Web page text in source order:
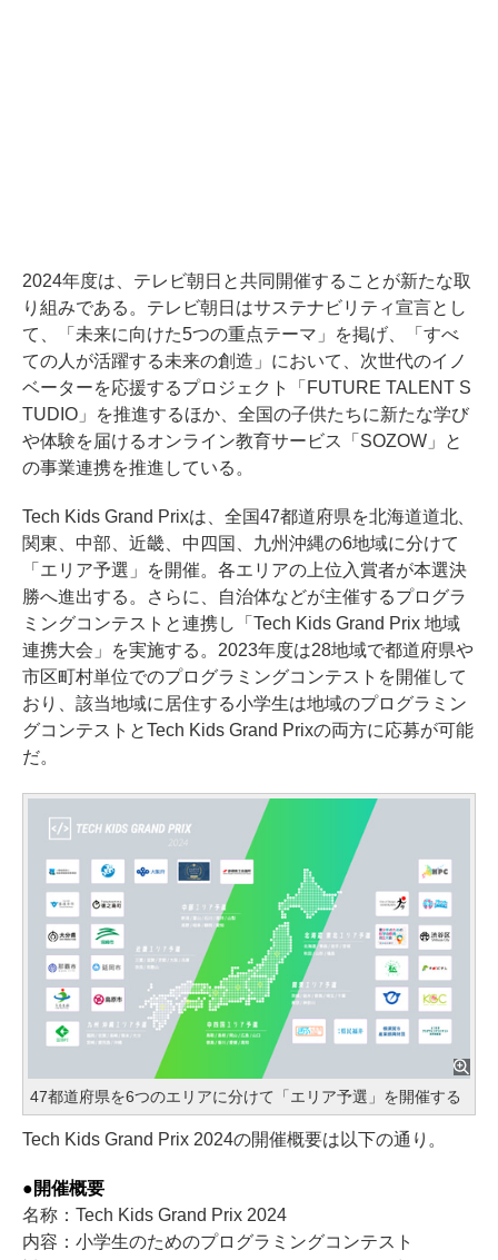
2024年度は、テレビ朝日と共同開催することが新たな取
り組みである。テレビ朝日はサステナビリティ宣言とし
て、「未来に向けた5つの重点テーマ」を掲げ、「すべ
ての人が活躍する未来の創造」において、次世代のイノ
ベーターを応援するプロジェクト「FUTURE TALENT S
TUDIO」を推進するほか、全国の子供たちに新たな学び
や体験を届けるオンライン教育サービス「SOZOW」と
の事業連携を推進している。
Tech Kids Grand Prixは、全国47都道府県を北海道道北、
関東、中部、近畿、中四国、九州沖縄の6地域に分けて
「エリア予選」を開催。各エリアの上位入賞者が本選決
勝へ進出する。さらに、自治体などが主催するプログラ
ミングコンテストと連携し「Tech Kids Grand Prix 地域
連携大会」を実施する。2023年度は28地域で都道府県や
市区町村単位でのプログラミングコンテストを開催して
おり、該当地域に居住する小学生は地域のプログラミン
グコンテストとTech Kids Grand Prixの両方に応募が可能
だ。
47都道府県を6つのエリアに分けて「エリア予選」を開催する
Tech Kids Grand Prix 2024の開催概要は以下の通り。
●開催概要
名称：Tech Kids Grand Prix 2024
内容：小学生のためのプログラミングコンテスト